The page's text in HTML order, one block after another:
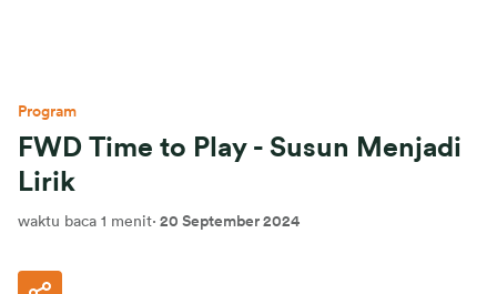
Program
FWD Time to Play - Susun Menjadi
Lirik
waktu baca 1 menit· 20 September 2024